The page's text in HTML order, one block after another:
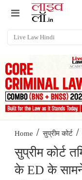
Home / सुप्रीम कोर्ट /
सुप्रीम कोर्ट
के ED के